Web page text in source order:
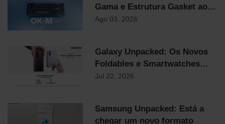
Gama e Estrutura Gasket ao
Preço Mais Competitivo do
Ago 03, 2026
Galaxy Unpacked: Os Novos
Foldables e Smartwatches
Samsung já chegaram!
Jul 22, 2026
Samsung Unpacked: Está a
chegar um novo formato